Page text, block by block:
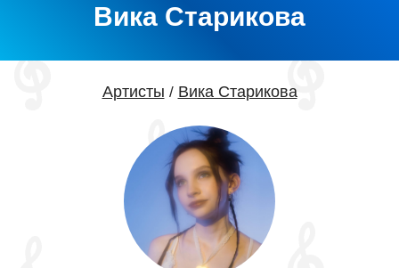
Вика Старикова
Артисты / Вика Старикова